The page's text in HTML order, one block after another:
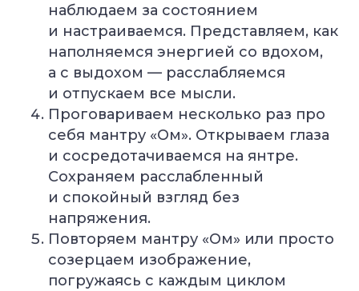
наблюдаем за состоянием
и настраиваемся. Представляем, как
наполняемся энергией со вдохом,
а с выдохом — расслабляемся
и отпускаем все мысли.
Проговариваем несколько раз про
себя мантру «Ом». Открываем глаза
и сосредотачиваемся на янтре.
Сохраняем расслабленный
и спокойный взгляд без
напряжения.
Повторяем мантру «Ом» или просто
созерцаем изображение,
погружаясь с каждым циклом
Смотреть все курсы
Йогатерапия
двигательного
аппарата
Длительность: 24-28
Подробнее
Пранаяма:
техники
в практике йоги
Длительность: 4 месяца
Подробнее